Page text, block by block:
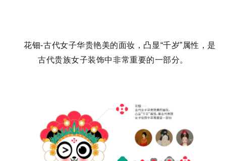
花钿-古代女子华贵艳美的面妆，凸显“千岁”属性，是
古代贵族女子装饰中非常重要的一部分。